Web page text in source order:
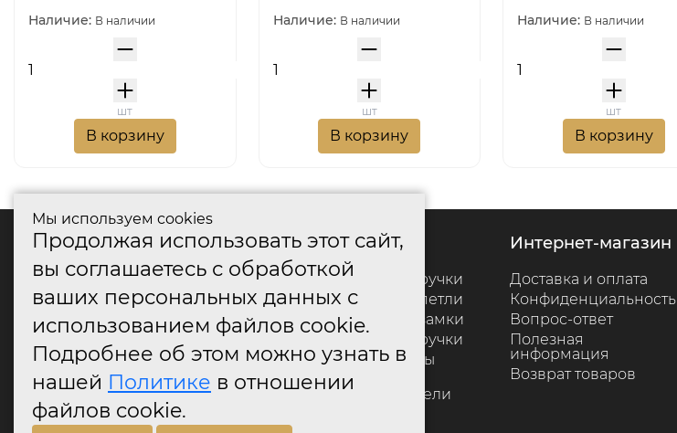
Наличие: В наличии
шт
В корзину
Наличие: В наличии
шт
В корзину
Наличие: В наличии
шт
В корзину
каталог
Дверные ручки
Дверные петли
Дверные замки
Оконные ручки
Аксессуары
Дверные
ограничители
интернет-магазин
Доставка и оплата
Конфиденциальность
Вопрос-ответ
Полезная
информация
Возврат товаров
Мы используем cookies
Продолжая использовать этот сайт,
вы соглашаетесь с обработкой
ваших персональных данных с
использованием файлов cookie.
Подробнее об этом можно узнать в
нашей Политике в отношении
файлов cookie.